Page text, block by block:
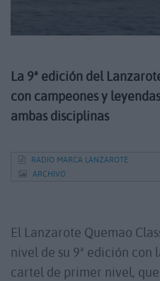
La 9ª edición del
con campeones y
ambas disciplinas
RADIO MARCA LANZAROTE
ARCHIVO
El Lanzarote Quemao
nivel de su 9ª edición con
cartel de primer nivel,